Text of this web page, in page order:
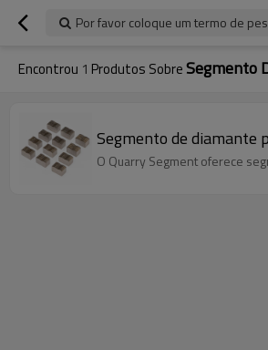
Por favor coloque um termo de
Encontrou 1 Produtos SobreSegmento
Segmento de diamante
O Quarry Segment oferece